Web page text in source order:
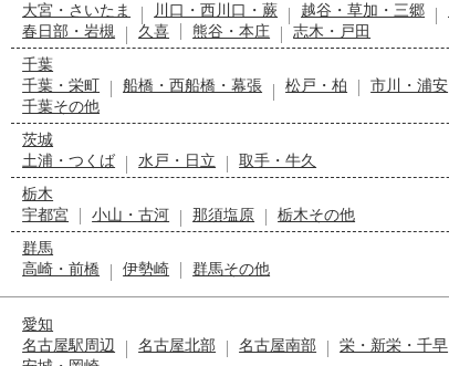
大宮・さいたま
川口・西川口・蕨 越谷・草加・三郷
春日部・岩槻
久喜 熊谷・本庄
志木・戸田
千葉
千葉・栄町
船橋・西船橋・幕張 松戸・柏 市川・浦安
千葉その他
茨城
土浦・つくば
水戸・日立
取手・牛久
栃木
宇都宮
小山・古河 那須塩原
栃木その他
群馬
高崎・前橋
伊勢崎 群馬その他
愛知
名古屋駅周辺
名古屋北部 名古屋南部 栄・新栄・千早